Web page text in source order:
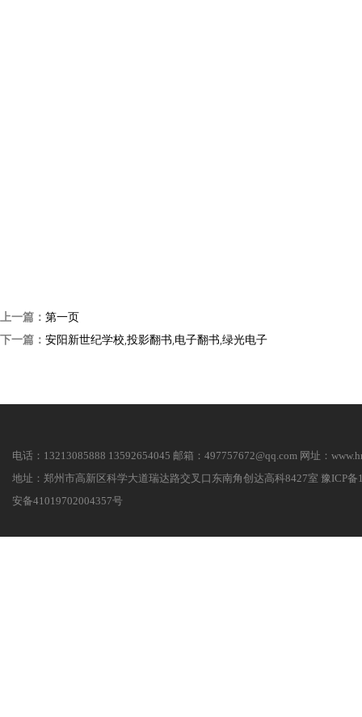
上一篇： 第一页
下一篇： 安阳新世纪学校,投影翻书,电子翻书,绿光电子
电话：13213085888 13592654045 邮箱：497757672@qq.com 网址：
地址：郑州市高新区科学大道瑞达路交叉口东南角创达高科8427室 豫ICP备
安备41019702004357号